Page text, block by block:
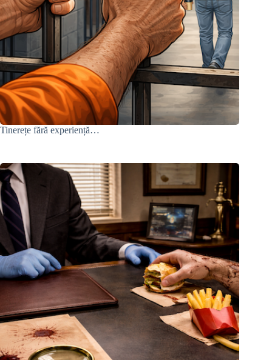
Tinerețe fără experiență…